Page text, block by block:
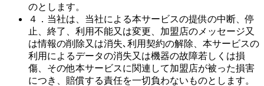
のとします。
４．当社は、当社による本サービスの提供の中断、停
止、終了、利用不能又は変更、加盟店のメッセージ又
は情報の削除又は消失､利用契約の解除、本サービスの
利用によるデータの消失又は機器の故障若しくは損
傷、その他本サービスに関連して加盟店が被った損害
につき、賠償する責任を一切負わないものとします。